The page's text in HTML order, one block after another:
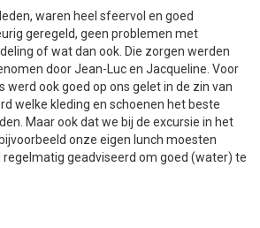
waren heel sfeervol en goed
geregeld, geen problemen met
of wat dan ook. Die zorgen werden
door Jean-Luc en Jacqueline. Voor
werd ook goed op ons gelet in de zin van
welke kleding en schoenen het beste
Maar ook dat we bij de excursie in het
onze eigen lunch moesten
geadviseerd om goed (water) te